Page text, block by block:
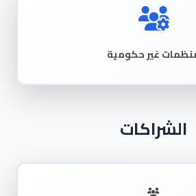
غير حكومية
الشراكات